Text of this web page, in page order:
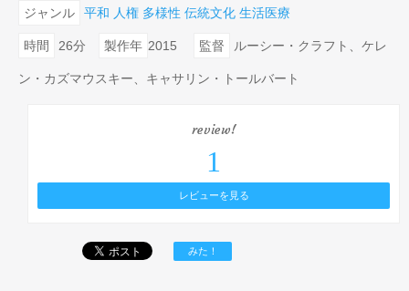
ジャンル 平和 人権 多様性 伝統文化 生活医療
時間 26分 製作年 2015 監督 ルーシー・クラフト、ケレ
ン・カズマウスキー、キャサリン・トールバート
review!
1
レビューを見る
みた！